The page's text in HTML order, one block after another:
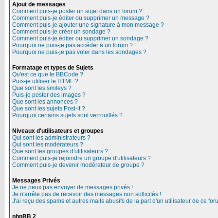
Ajout de messages
Comment puis-je poster un sujet dans un forum ?
Comment puis-je éditer ou supprimer un message ?
Comment puis-je ajouter une signature à mon message ?
Comment puis-je créer un sondage ?
Comment puis-je éditer ou supprimer un sondage ?
Pourquoi ne puis-je pas accéder à un forum ?
Pourquoi ne puis-je pas voter dans les sondages ?
Formatage et types de Sujets
Qu'est ce que le BBCode ?
Puis-je utiliser le HTML ?
Que sont les smileys ?
Puis-je poster des images ?
Que sont les annonces ?
Que sont les sujets Post-it ?
Pourquoi certains sujets sont verrouillés ?
Niveaux d'utilisateurs et groupes
Qui sont les administrateurs ?
Qui sont les modérateurs ?
Que sont les groupes d'utilisateurs ?
Comment puis-je rejoindre un groupe d'utilisateurs ?
Comment puis-je devenir modérateur de groupe ?
Messages Privés
Je ne peux pas envoyer de messages privés !
Je n'arrête pas de recevoir des messages non sollicités !
J'ai reçu des spams et autres mails abusifs de la part d'un utilisateur de ce
phpBB 2